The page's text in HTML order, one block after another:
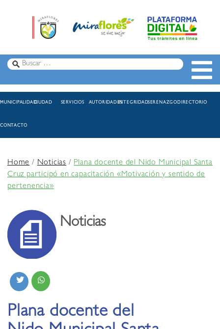
MUNICIPALIDADCIUDAD SERVICIOS AUTORIDADESINTEGRIDADSERENAZGODIRECTORIO
CONTACTO
Home/Noticias /Plana docente del Nido Municipal Santa
Cruz participó en capacitación «Motivación y sentido de
pertenencia»
Noticias
Plana docente del